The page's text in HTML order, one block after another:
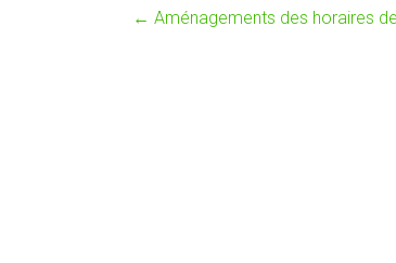
← Aménagements des horaires